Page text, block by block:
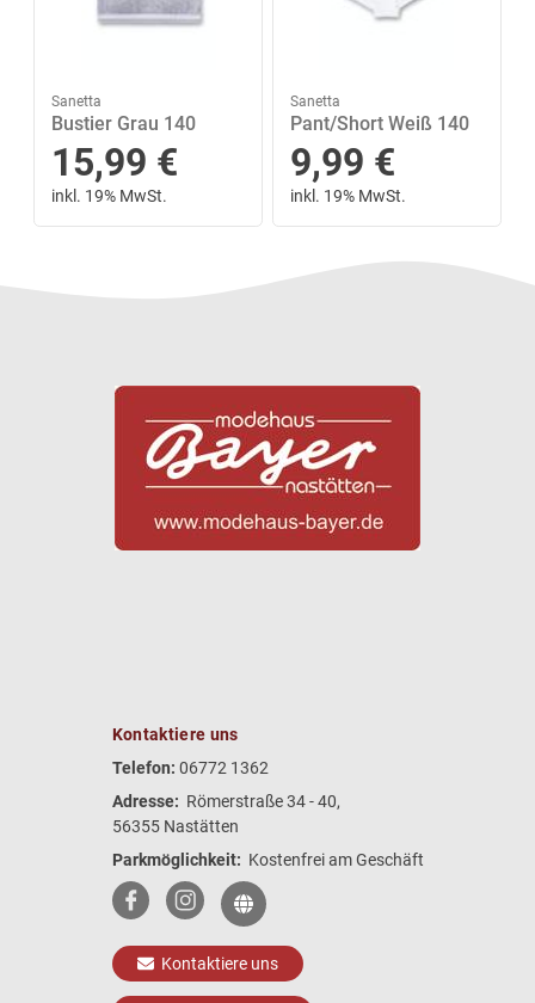
Sanetta
Bustier Grau 140
15,99 €
inkl. 19% MwSt.
Sanetta
Pant/Short Weiß 140
9,99 €
inkl. 19% MwSt.
Kontaktiere uns
Telefon: 06772 1362
Adresse: Römerstraße 34 - 40,
56355 Nastätten
Parkmöglichkeit: Kostenfrei am Geschäft
Kontaktiere uns